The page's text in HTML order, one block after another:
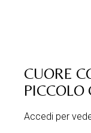
CUORE
PICCOLO
Accedi per